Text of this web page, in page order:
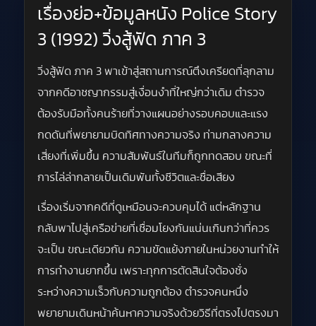
เรื่องย่อ+ข้อมูลหนัง Police Story
3 (1992) วิ่งสู้ฟัด ภาค 3
วิ่งสู้ฟัด ภาค 3 พาเข้าสู่สถานการณ์ตึงเครียดที่ลุกลาม
จากคดีอาชญากรรมสู่เงื่อนงำที่ใหญ่กว่าเดิม ตำรวจ
ต้องรับมือทั้งคนร้ายที่วางแผนอย่างรอบคอบและแรง
กดดันที่พยายามบิดทิศทางความจริง ท่ามกลางความ
เสี่ยงที่เพิ่มขึ้น ความสัมพันธ์ในทีมก็ถูกทดสอบ ขณะที่
การไล่ล่ากลายเป็นเดิมพันทั้งชีวิตและชื่อเสียง
เรื่องเริ่มจากคดีที่ดูเหมือนจะควบคุมได้ แต่หลักฐาน
กลับพาไปสู่เครือข่ายที่เชื่อมโยงกันแน่นเกินกว่าที่ควร
จะเป็น ขณะเดียวกัน ความขัดแย้งภายในหน่วยงานทำให้
การทำงานยากขึ้น เพราะทุกการตัดสินใจต้องชั่ง
ระหว่างความเร็วกับความถูกต้อง ตำรวจคนหนึ่ง
พยายามเดินหน้าค้นหาความจริงด้วยวิธีที่ตรงไปตรงมา